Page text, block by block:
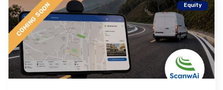
COMING SOON Equity